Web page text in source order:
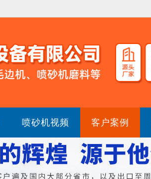
喷砂机视频 客户案例